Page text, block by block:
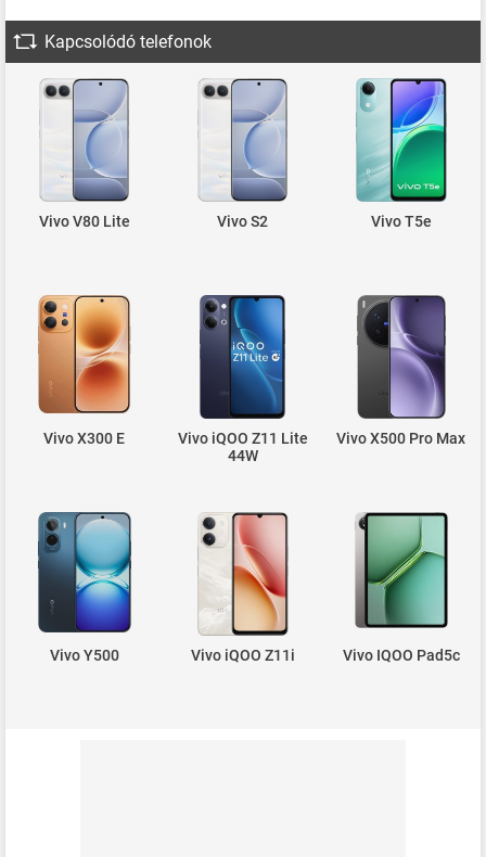
Kapcsolódó telefonok
Vivo V80 Lite Vivo S2 Vivo T5e
Vivo X300 E
Vivo iQOO Z11 Lite
44W
Vivo X500 Pro Max
Vivo Y500 Vivo iQOO Z11i Vivo IQOO Pad5c